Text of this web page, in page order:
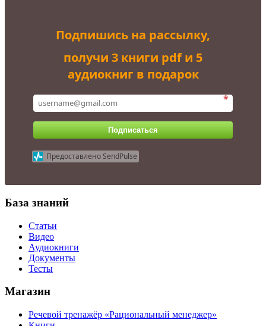
Подпишись на рассылку,
получи 3 книги pdf и 5
аудиокниг в подарок
*
Подписаться
Предоставлено SendPulse
База знаний
Статьи
Видео
Аудиокниги
Документы
Тесты
Магазин
Речевой тренажёр «Рациональный менеджер»